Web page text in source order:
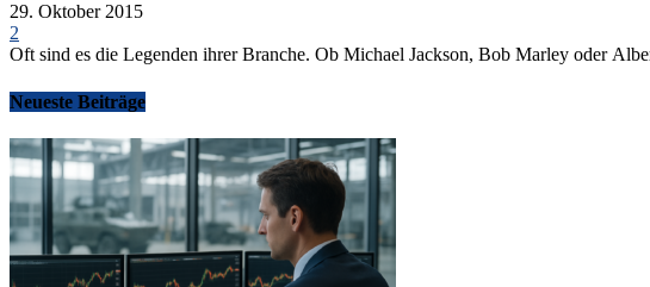
29. Oktober 2015
2
Oft sind es die Legenden ihrer Branche. Ob Michael Jackson, Bob Marley oder
Neueste Beiträge